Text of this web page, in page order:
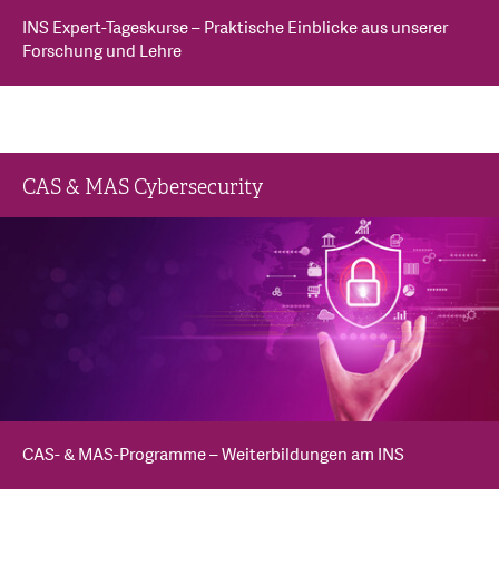
INS Expert-Tageskurse – Praktische Einblicke aus unserer
Forschung und Lehre
CAS & MAS Cybersecurity
CAS- & MAS-Programme – Weiterbildungen am INS